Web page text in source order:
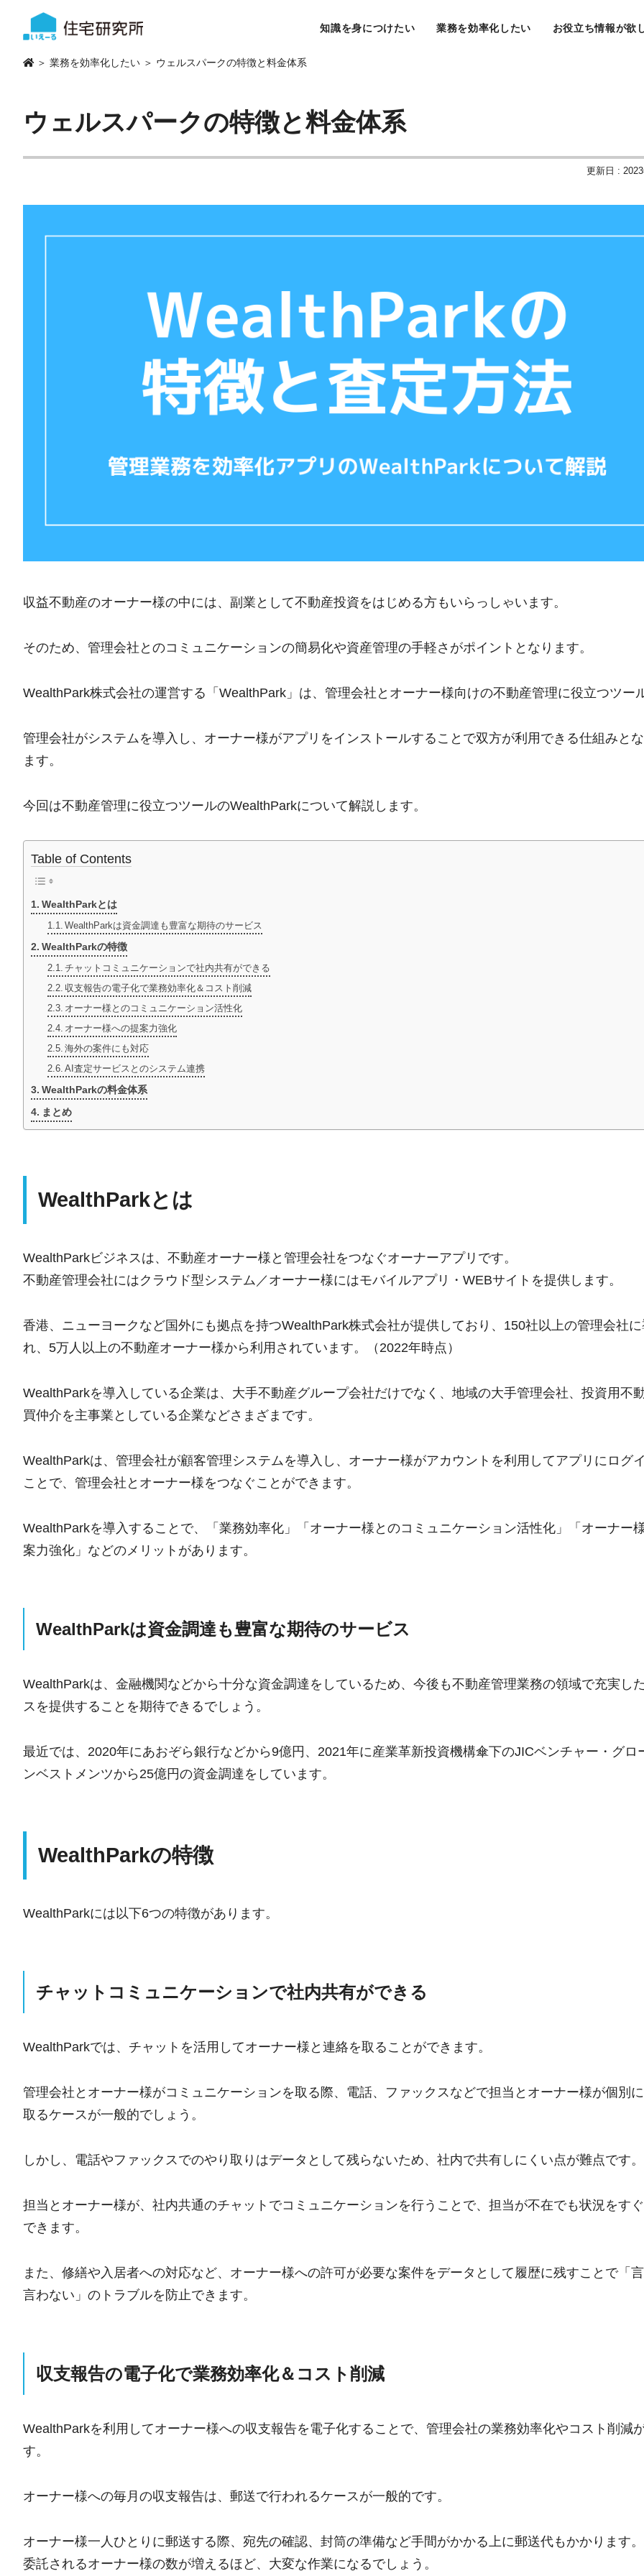
知識を身につけたい 業務を効率化したい お役立ち情報が欲
＞ 業務を効率化したい ＞ ウェルスパークの特徴と料金体系
ウェルスパークの特徴と料金体系
更新日 :
収益不動産のオーナー様の中には、副業として不動産投資をはじめる方もいらっしゃいます。
そのため、管理会社とのコミュニケーションの簡易化や資産管理の手軽さがポイントとなります。
WealthPark株式会社の運営する「WealthPark」は、管理会社とオーナー様向けの不動産管理に役立つツー
管理会社がシステムを導入し、オーナー様がアプリをインストールすることで双方が利用できる仕組みと
ます。
今回は不動産管理に役立つツールのWealthParkについて解説します。
Table of Contents
WealthParkとは
WealthParkは資金調達も豊富な期待のサービス
WealthParkの特徴
チャットコミュニケーションで社内共有ができる
収支報告の電子化で業務効率化＆コスト削減
オーナー様とのコミュニケーション活性化
オーナー様への提案力強化
海外の案件にも対応
AI査定サービスとのシステム連携
WealthParkの料金体系
まとめ
WealthParkとは
WealthParkビジネスは、不動産オーナー様と管理会社をつなぐオーナーアプリです。
不動産管理会社にはクラウド型システム／オーナー様にはモバイルアプリ・WEBサイトを提供します。
香港、ニューヨークなど国外にも拠点を持つWealthPark株式会社が提供しており、150社以上の管理会社に
れ、5万人以上の不動産オーナー様から利用されています。（2022年時点）
WealthParkを導入している企業は、大手不動産グループ会社だけでなく、地域の大手管理会社、投資用不
買仲介を主事業としている企業などさまざまです。
WealthParkは、管理会社が顧客管理システムを導入し、オーナー様がアカウントを利用してアプリにログ
ことで、管理会社とオーナー様をつなぐことができます。
WealthParkを導入することで、「業務効率化」「オーナー様とのコミュニケーション活性化」「オーナー
案力強化」などのメリットがあります。
WealthParkは資金調達も豊富な期待のサービス
WealthParkは、金融機関などから十分な資金調達をしているため、今後も不動産管理業務の領域で充実し
スを提供することを期待できるでしょう。
最近では、2020年にあおぞら銀行などから9億円、2021年に産業革新投資機構傘下のJICベンチャー・グロ
ンベストメンツから25億円の資金調達をしています。
WealthParkの特徴
WealthParkには以下6つの特徴があります。
チャットコミュニケーションで社内共有ができる
WealthParkでは、チャットを活用してオーナー様と連絡を取ることができます。
管理会社とオーナー様がコミュニケーションを取る際、電話、ファックスなどで担当とオーナー様が個別
取るケースが一般的でしょう。
しかし、電話やファックスでのやり取りはデータとして残らないため、社内で共有しにくい点が難点です。
担当とオーナー様が、社内共通のチャットでコミュニケーションを行うことで、担当が不在でも状況をす
できます。
また、修繕や入居者への対応など、オーナー様への許可が必要な案件をデータとして履歴に残すことで「言
言わない」のトラブルを防止できます。
収支報告の電子化で業務効率化＆コスト削減
WealthParkを利用してオーナー様への収支報告を電子化することで、管理会社の業務効率化やコスト削減
す。
オーナー様への毎月の収支報告は、郵送で行われるケースが一般的です。
オーナー様一人ひとりに郵送する際、宛先の確認、封筒の準備など手間がかかる上に郵送代もかかります
委託されるオーナー様の数が増えるほど、大変な作業になるでしょう。